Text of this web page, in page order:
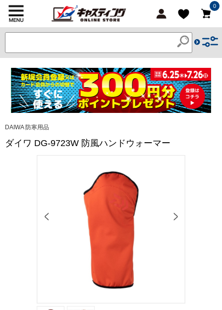
0
DAIWA 防寒用品
ダイワ DG-9723W 防風ハンドウォーマー